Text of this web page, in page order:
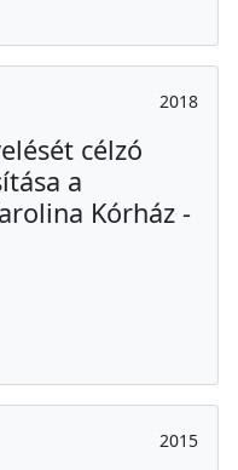
2018
célzó
a
Kórház -
2015